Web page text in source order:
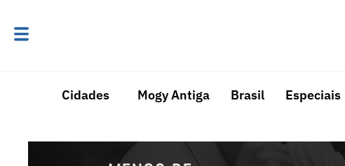
Cidades Mogy Antiga Brasil Especiais